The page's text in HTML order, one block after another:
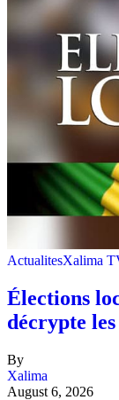
ActualitesXalima
Élections
décrypte
By
Xalima
August 6, 2026